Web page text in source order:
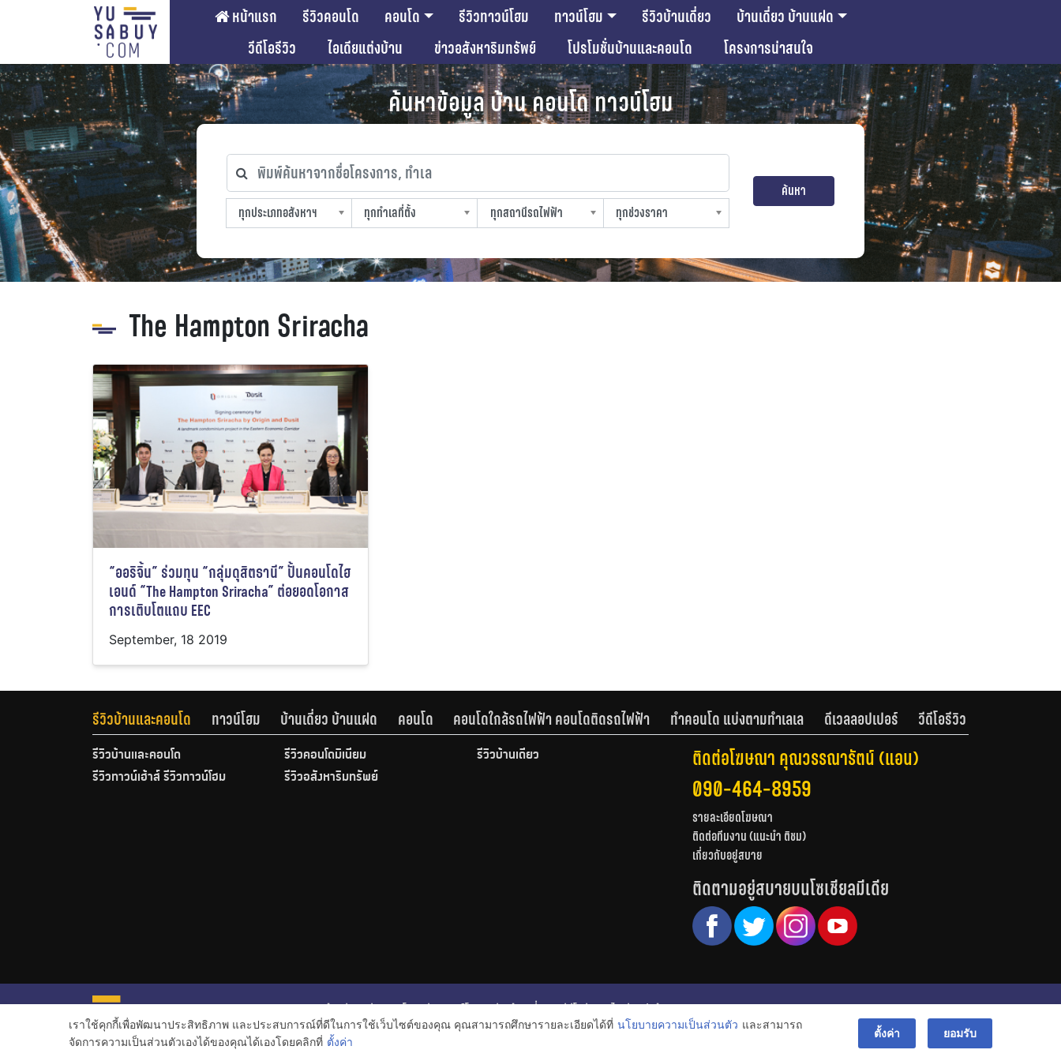
หน้าแรก รีวิวคอนโด คอนโด รีวิวทาวน์โฮม ทาวน์โฮม รีวิวบ้านเดี่ยว
บ้านเดี่ยว บ้านแฝด
วีดีโอรีวิว
ไอเดียแต่งบ้าน ข่าวอสังหาริมทรัพย์ โปรโมชั่นบ้านและคอนโด โครงการน่าสนใจ
ค้นหาข้อมูล บ้าน คอนโด ทาวน์โฮม
พิมพ์ค้นหาจากชื่อโครงการ, ทำเล
ทุกประเภทอสังหาฯ
ทุกประเภทอสังหาฯ
ทุกทำเลที่ตั้ง
ทุกทำเลที่ตั้ง
ทุกสถานีรถไฟฟ้า
ทุกสถานีรถไฟฟ้า
ทุกช่วงราคา
ทุกช่วงราคา
ค้นหา
The Hampton Sriracha
“ออริจิ้น” ร่วมทุน “กลุ่มดุสิตธานี” ปั้นคอนโดไฮ
เอนด์ “The Hampton Sriracha” ต่อยอดโอกาส
การเติบโตแถบ EEC
September, 18 2019
รีวิวบ้านและคอนโด ทาวน์โฮม บ้านเดี่ยว บ้านแฝด คอนโด คอนโดใกล้รถไฟฟ้า คอนโดติดรถไฟฟ้า ทำคอนโด แบ่งตามทำเลเล ดีเวลลอปเปอร์ วีดีโอรีวิว
รีวิวบ้านและคอนโด รีวิวคอนโดมิเนียม
รีวิวบ้านเดี่ยว
รีวิวทาวน์เฮ้าส์ รีวิวทาวน์โฮม
รีวิวอสังหาริมทรัพย์
ติดต่อโฆษณา คุณวรรณารัตน์ (แอน)
090-464-8959
รายละเอียดโฆษณา
ติดต่อทีมงาน (แนะนำ ติชม)
เกี่ยวกับอยู่สบาย
ติดตามอยู่สบายบนโซเชียลมีเดีย
หน้าหลัก รีวิวคอนโด รีวิวทาวน์โฮม รีวิวบ้านเดี่ยว วีดีโอรีวิว
ไอเดียแต่งบ้าน
ข่าวอสังหาริมทรัพย์
โปรโมชั่นบ้านและคอนโด
© สงวนลิขสิทธิ์ 2556-2564
เราใช้คุกกี้เพื่อพัฒนาประสิทธิภาพ และประสบการณ์ที่ดีในการใช้เว็บไซต์ของคุณ คุณสามารถศึกษารายละเอียดได้ที่ นโยบายความเป็นส่วนตัว และสามารถ
จัดการความเป็นส่วนตัวเองได้ของคุณได้เองโดยคลิกที่ ตั้งค่า
ตั้งค่า ยอมรับ